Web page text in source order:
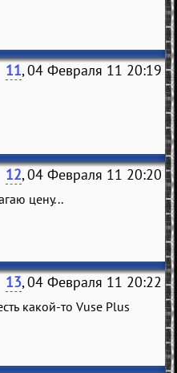
11, 04 Февраля 11 20:19
12, 04 Февраля 11 20:20
цену...
13, 04 Февраля 11 20:22
какой-то Vuse Plus